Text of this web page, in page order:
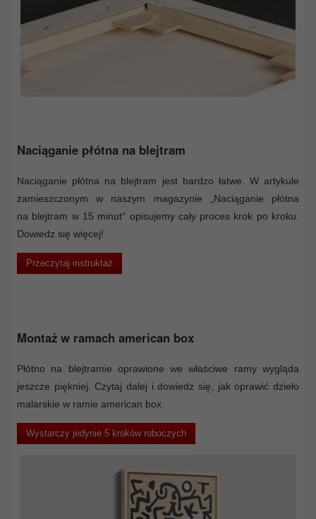
Naciąganie płótna na blejtram
Naciąganie płótna na blejtram jest bardzo łatwe. W artykule
zamieszczonym w naszym magazynie „Naciąganie płótna
na blejtram w 15 minut“ opisujemy cały proces krok po kroku.
Dowiedz się więcej!
Przeczytaj instruktaż
Montaż w ramach american box
Płótno na blejtramie oprawione we właściwe ramy wygląda
jeszcze piękniej. Czytaj dalej i dowiedz się, jak oprawić dzieło
malarskie w ramie american box.
Wystarczy jedynie 5 kroków roboczych